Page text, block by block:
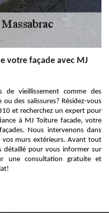
votre façade avec MJ
de vieillissement comme des
des salissures? Résidez-vous
et recherchez un expert pour
à MJ Toiture facade, votre
Nous intervenons dans
murs extérieurs. Avant tout
détaillé pour vous informer sur
une consultation gratuite et